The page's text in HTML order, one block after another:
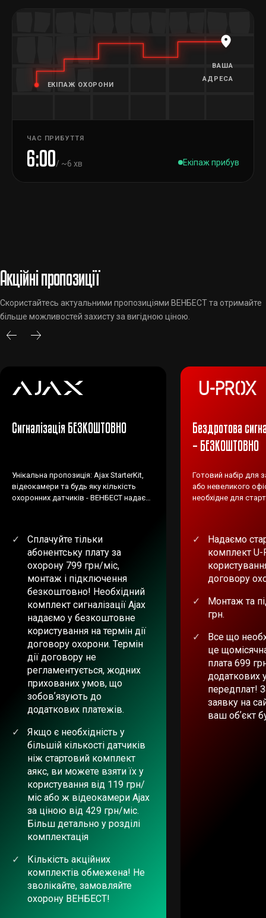
ЕКІПАЖ ОХОРОНИ
ВАША
АДРЕСА
ЧАС ПРИБУТТЯ
6:00/ ~6 хв Екіпаж прибув
Акційні пропозиції
Скористайтесь актуальними пропозиціями ВЕНБЕСТ та отримайте
більше можливостей захисту за вигідною ціною.
Сигналізація БЕЗКОШТОВНО
Унікальна пропозиція: Ajax StarterKit,
відеокамери та будь яку кількість
охоронних датчиків - ВЕНБЕСТ надає
Сплачуйте тільки
абонентську плату за
охорону 799 грн/міс,
монтаж і підключення
безкоштовно! Необхідний
комплект сигналізації Ajax
надаємо у безкоштовне
користування на термін дії
договору охорони. Термін
дії договору не
регламентується, жодних
прихованих умов, що
зобовʼязують до
додаткових платежів.
Якщо є необхідність у
більшій кількості датчиків
ніж стартовий комплект
аякс, ви можете взяти їх у
користування від 119 грн/
міс або ж відеокамери Ajax
за ціною від 429 грн/міс.
Більш детально у розділі
комплектація
Кількість акційних
комплектів обмежена! Не
зволікайте, замовляйте
охорону ВЕНБЕСТ!
Бездротова
– БЕЗКОШТОВНО
Готовий набір для
або невеликого
необхідне для
Надаємо
комплект U-
договору
Монтаж та
грн.
Все що
це
плата 699
додаткових
передплат!
заявку на
ваш обʼєкт